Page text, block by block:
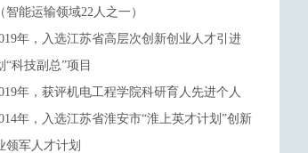
智能运输领域22人之一）
年，入选江苏省高层次创新创业人才引进
“科技副总”项目
年，获评机电工程学院科研育人先进个人
年，入选江苏省淮安市“淮上英才计划”创新
领军人才计划